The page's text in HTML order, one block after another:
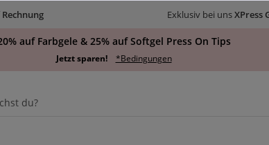
Exklusiv bei unsXPress
auf Farbgele & 25% auf Softgel Press On Tips
Jetzt sparen! *Bedingungen